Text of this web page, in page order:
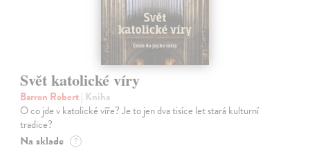
Svět katolické víry
Barron Robert| Kniha
O co jde v katolické víře? Je to jen dva tisíce let stará kulturní
tradice?
Na sklade ?